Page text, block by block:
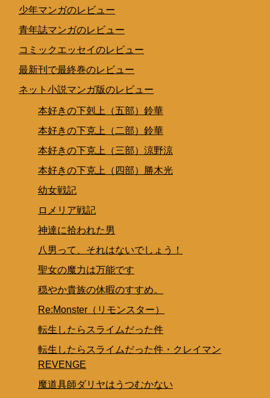
少年マンガのレビュー
青年誌マンガのレビュー
コミックエッセイのレビュー
最新刊で最終巻のレビュー
ネット小説マンガ版のレビュー
本好きの下剋上（五部）鈴華
本好きの下克上（二部）鈴華
本好きの下克上（三部）涼野涼
本好きの下克上（四部）勝木光
幼女戦記
ロメリア戦記
神達に拾われた男
八男って、それはないでしょう！
聖女の魔力は万能です
穏やか貴族の休暇のすすめ。
Re:Monster（リモンスター）
転生したらスライムだった件
転生したらスライムだった件・クレイマン
REVENGE
魔道具師ダリヤはうつむかない